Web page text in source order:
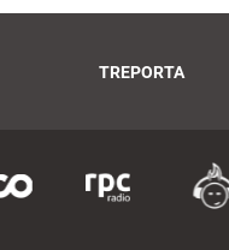
TREPORTA